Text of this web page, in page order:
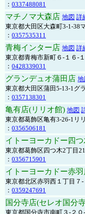
： 0337488081
マチノマ大森店 地図 詳
東京都大田区大森町3-1-38
： 0357535311
青梅インター店 地図 詳
東京都青梅市新町６-１６-
： 0428339031
グランデュオ蒲田店 地
東京都大田区蒲田5-13-1グ
： 0357138301
亀有店(リリオ館) 地図
東京都葛飾区亀有3-26-1リ
： 0356506181
イトーヨーカドー四
東京都葛飾区四つ木2丁目
： 0356715901
イトーヨーカドー赤羽
東京都北区赤羽西１丁目７
： 0359247691
国分寺店(セレオ国分
東京都国分寺市南町３-２０